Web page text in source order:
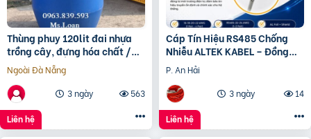
Thùng phuy 120lit đai nhựa
trồng cây, đựng hóa chất /
0963 839 593 Ms.Loan
Ngoài Đà Nẵng
3 ngày
563
Liên hệ
Cáp Tín Hiệu RS485 Chống
Nhiễu ALTEK KABEL – Đồng
Nguyên Chất 100%, Truyền
Tín Hiệu Ổn Định
P. An Hải
3 ngày
14
Liên hệ